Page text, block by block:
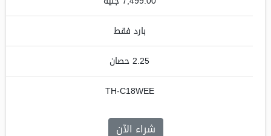
بارد فقط
2.25 حصان
TH-C18WEE
شراء الآن